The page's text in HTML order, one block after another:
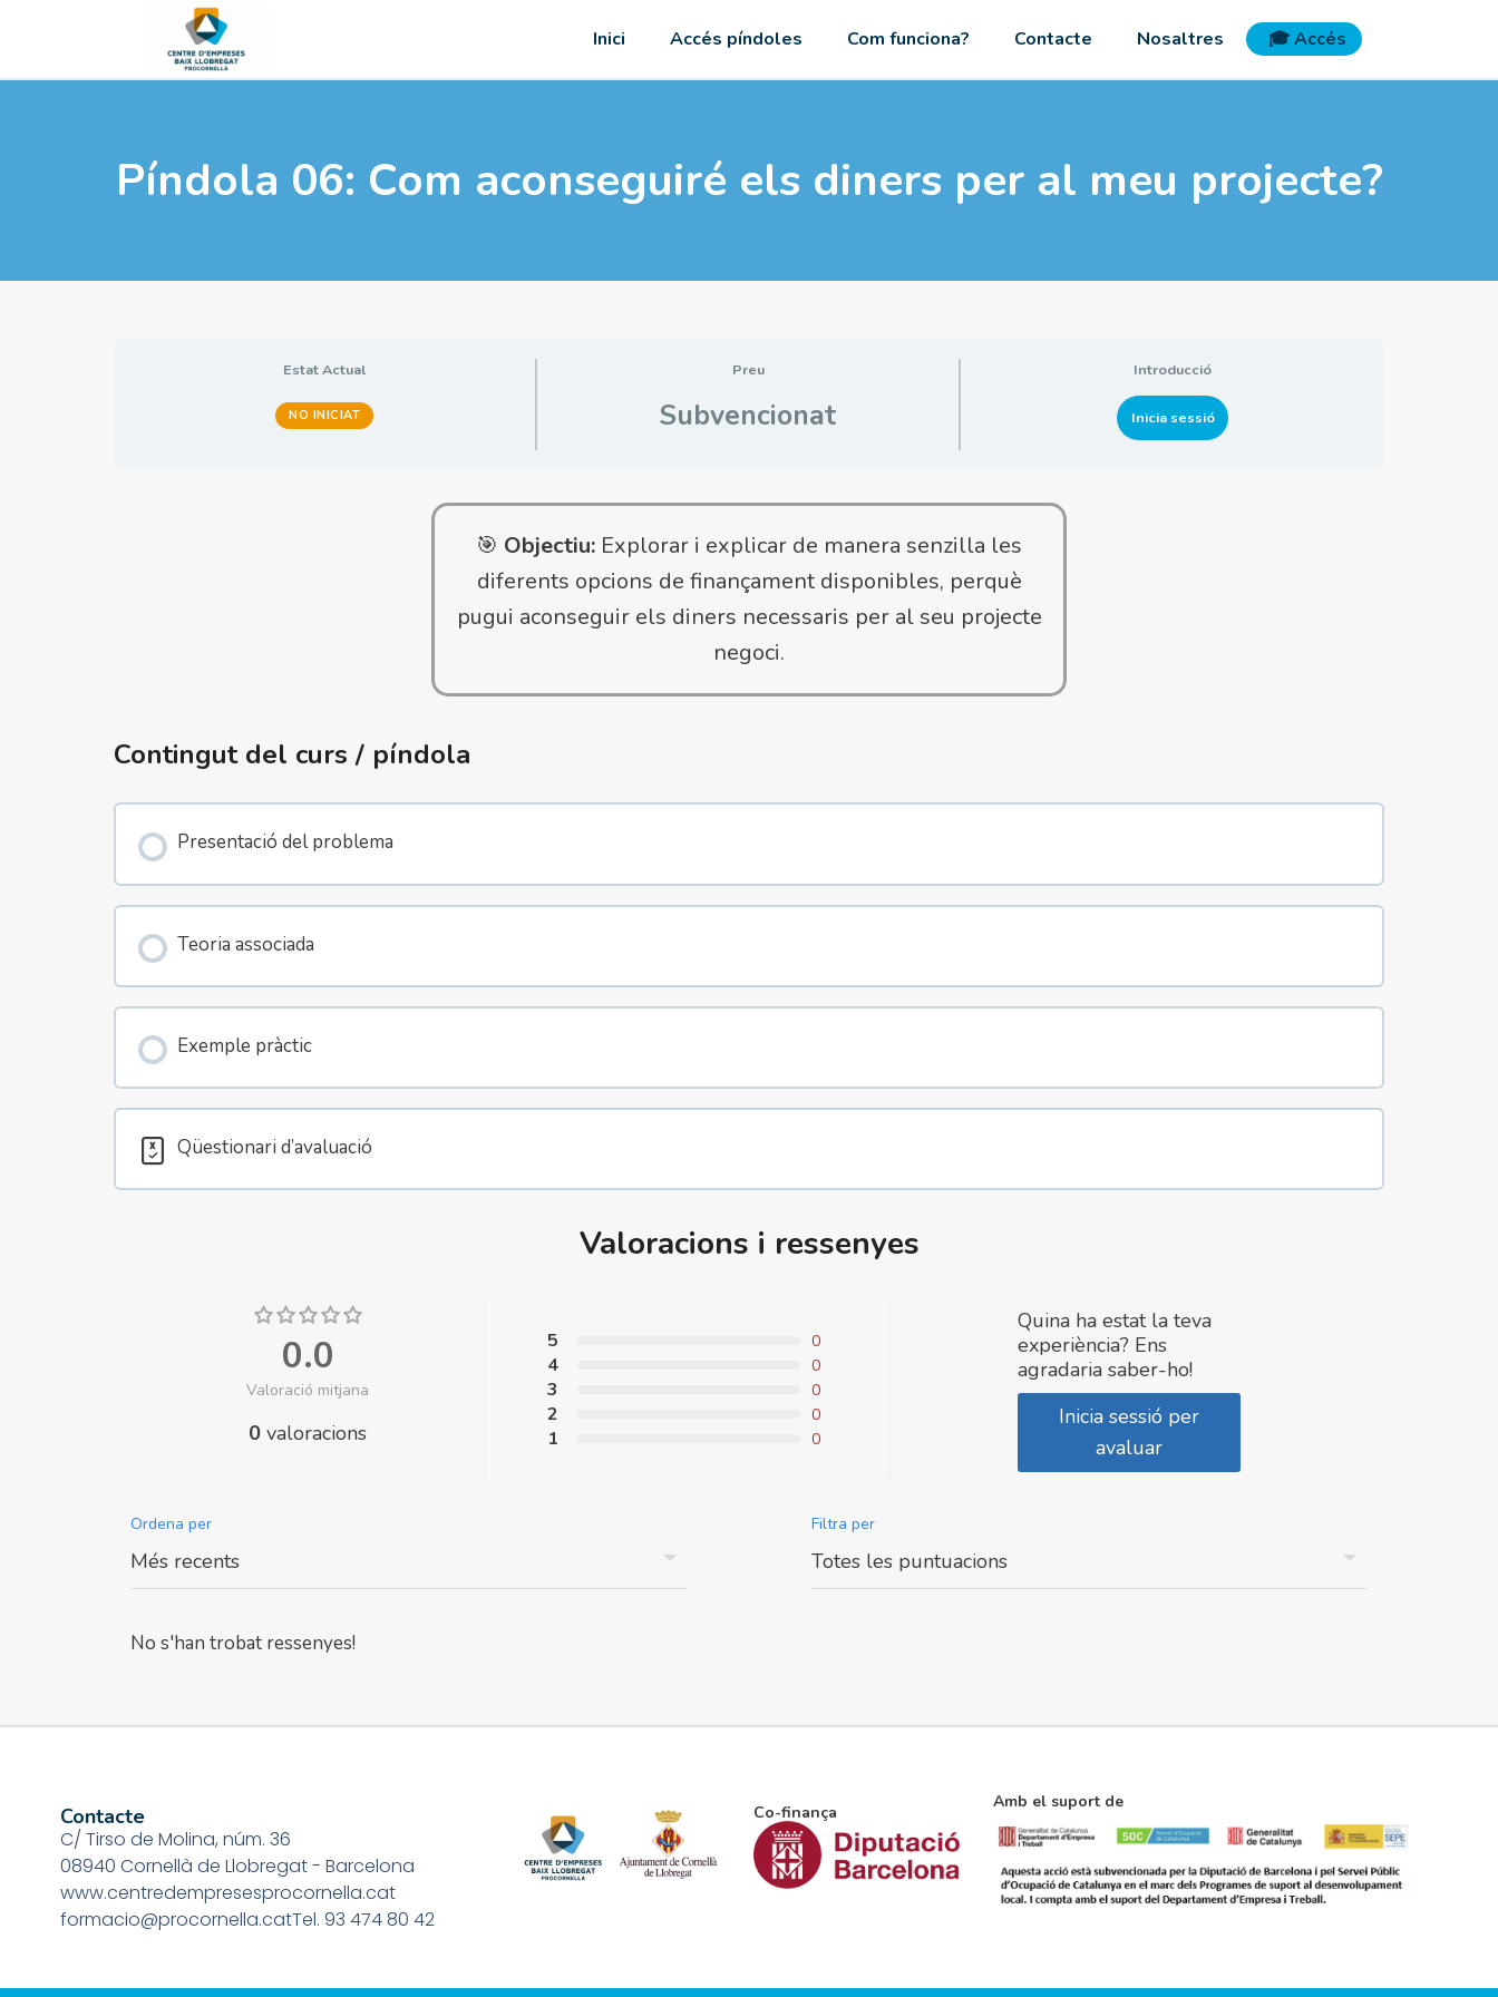
Inici Accés píndoles Com funciona? Contacte Nosaltres 🎓 Accés
Píndola 06: Com aconseguiré els diners per al meu projecte?
Estat Actual
NO INICIAT
Preu
Subvencionat
Introducció
Inicia sessió
🎯 Objectiu: Explorar i explicar de manera senzilla les
diferents opcions de finançament disponibles, perquè
pugui aconseguir els diners necessaris per al seu projecte
negoci.
Contingut del curs / píndola
Presentació del problema
Teoria associada
Exemple pràctic
Qüestionari d’avaluació
Valoracions i ressenyes
0.0
Valoració mitjana
0 valoracions
5 0
4 0
3 0
2 0
1 0
Quina ha estat la teva
experiència? Ens
agradaria saber-ho!
Inicia sessió per
avaluar
Ordena per Filtra per
No s'han trobat ressenyes!
Contacte
C/ Tirso de Molina, núm. 36
08940 Cornellà de Llobregat - Barcelona
www.centredempresesprocornella.cat
formacio@procornella.catTel. 93 474 80 42
Promou Co-finança
Amb el suport de